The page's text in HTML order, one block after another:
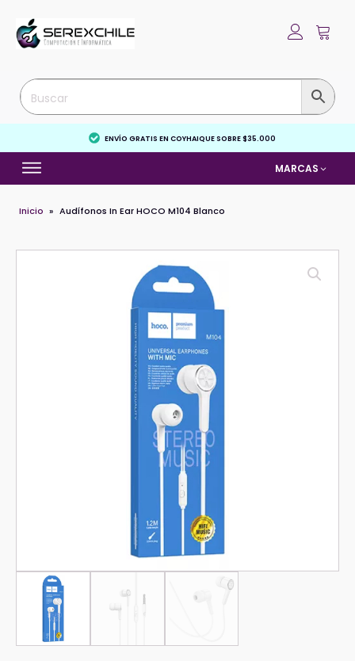
ENVÍO GRATIS EN COYHAIQUE SOBRE $35.000
MARCAS
Inicio » Audífonos In Ear HOCO M104 Blanco